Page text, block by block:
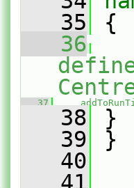
   35
{
   36
   37
   38
}
   39
}
   40
   41